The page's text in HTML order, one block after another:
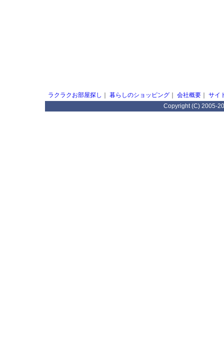
ラクラクお部屋探し 暮らしのショッピング｜ 会社概要｜ サイ
Copyright (C) 2005-